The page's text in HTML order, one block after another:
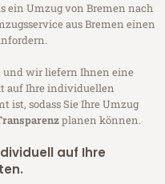
ein Umzug von Bremen nach
aus Bremen einen
und wir liefern Ihnen eine
auf Ihre individuellen
ist, sodass Sie Ihre Umzug
planen können.
auf Ihre